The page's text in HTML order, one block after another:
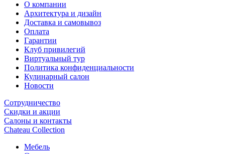
О компании
Архитектура и дизайн
Доставка и самовывоз
Оплата
Гарантии
Клуб привилегий
Виртуальный тур
Политика конфиденциальности
Кулинарный салон
Новости
Сотрудничество
Скидки и акции
Салоны и контакты
Chateau Collection
Мебель